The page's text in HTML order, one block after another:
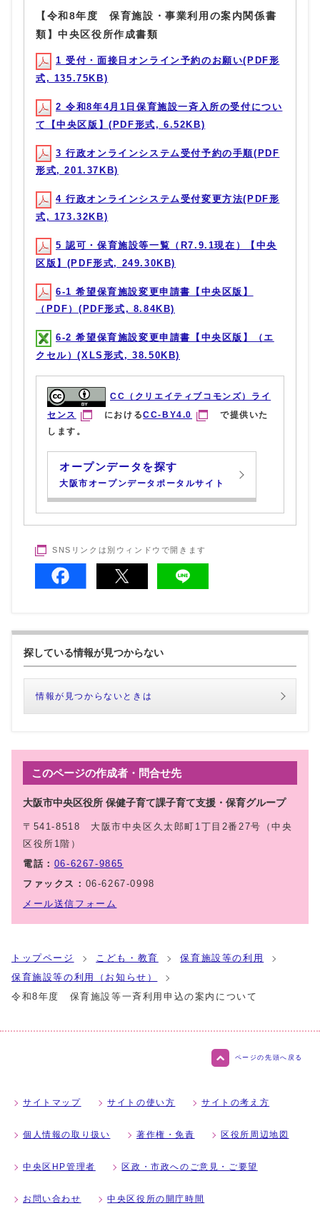
【令和8年度 保育施設・事業利用の案内関係書
類】中央区役所作成書類
1 受付・面接日オンライン予約のお願い(PDF形
式, 135.75KB)
2 令和8年4月1日保育施設一斉入所の受付につい
て【中央区版】(PDF形式, 6.52KB)
3 行政オンラインシステム受付予約の手順(PDF
形式, 201.37KB)
4 行政オンラインシステム受付変更方法(PDF形
式, 173.32KB)
5 認可・保育施設等一覧（R7.9.1現在）【中央
区版】(PDF形式, 249.30KB)
6-1 希望保育施設変更申請書【中央区版】
（PDF）(PDF形式, 8.84KB)
6-2 希望保育施設変更申請書【中央区版】（エ
クセル）(XLS形式, 38.50KB)
CC（クリエイティブコモンズ）ライ
センス
におけるCC-BY4.0
で提供いた
します。
オープンデータを探す
大阪市オープンデータポータルサイト
SNSリンクは別ウィンドウで開きます
探している情報が見つからない
情報が見つからないときは
このページの作成者・問合せ先
大阪市中央区役所 保健子育て課子育て支援・保育グループ
〒541-8518 大阪市中央区久太郎町1丁目2番27号（中央
区役所1階）
電話： 06-6267-9865
ファックス： 06-6267-0998
メール送信フォーム
トップページ こども・教育
保育施設等の利用
保育施設等の利用（お知らせ）
令和8年度 保育施設等一斉利用申込の案内について
ページの先頭へ戻る
サイトマップ サイトの使い方 サイトの考え方
個人情報の取り扱い 著作権・免責 区役所周辺地図
中央区HP管理者 区政・市政へのご意見・ご要望
お問い合わせ 中央区役所の開庁時間